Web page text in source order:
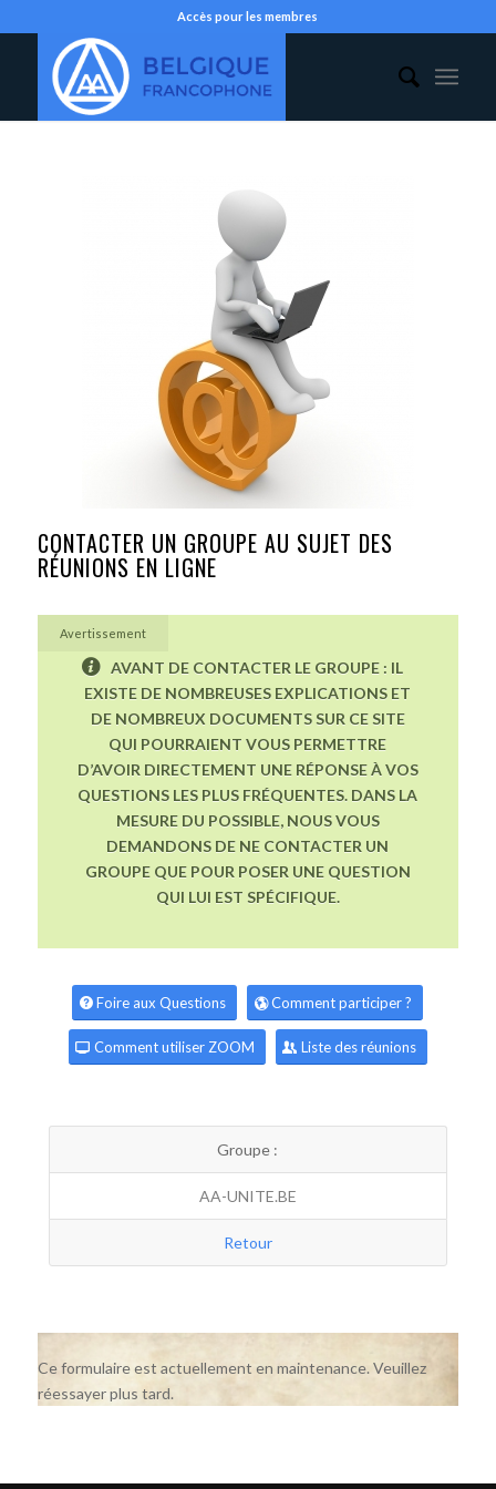
Accès pour les membres
CONTACTER UN GROUPE AU SUJET DES
RÉUNIONS EN LIGNE
Avertissement
AVANT DE CONTACTER LE GROUPE : IL
EXISTE DE NOMBREUSES EXPLICATIONS ET
DE NOMBREUX DOCUMENTS SUR CE SITE
QUI POURRAIENT VOUS PERMETTRE
D’AVOIR DIRECTEMENT UNE RÉPONSE À VOS
QUESTIONS LES PLUS FRÉQUENTES. DANS LA
MESURE DU POSSIBLE, NOUS VOUS
DEMANDONS DE NE CONTACTER UN
GROUPE QUE POUR POSER UNE QUESTION
QUI LUI EST SPÉCIFIQUE.
Foire aux Questions Comment participer ?
Comment utiliser ZOOM Liste des réunions
Groupe :
AA-UNITE.BE
Retour
Ce formulaire est actuellement en maintenance. Veuillez
réessayer plus tard.